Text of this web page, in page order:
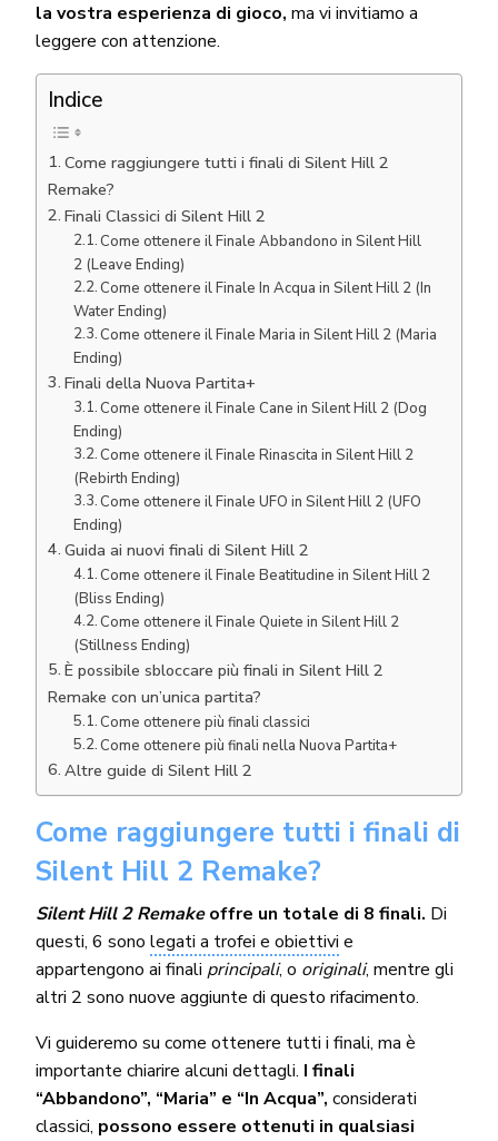
la vostra esperienza di gioco, ma vi invitiamo a
leggere con attenzione.
Indice
Come raggiungere tutti i finali di Silent Hill 2
Remake?
Finali Classici di Silent Hill 2
Come ottenere il Finale Abbandono in Silent Hill
2 (Leave Ending)
Come ottenere il Finale In Acqua in Silent Hill 2 (In
Water Ending)
Come ottenere il Finale Maria in Silent Hill 2 (Maria
Ending)
Finali della Nuova Partita+
Come ottenere il Finale Cane in Silent Hill 2 (Dog
Ending)
Come ottenere il Finale Rinascita in Silent Hill 2
(Rebirth Ending)
Come ottenere il Finale UFO in Silent Hill 2 (UFO
Ending)
Guida ai nuovi finali di Silent Hill 2
Come ottenere il Finale Beatitudine in Silent Hill 2
(Bliss Ending)
Come ottenere il Finale Quiete in Silent Hill 2
(Stillness Ending)
È possibile sbloccare più finali in Silent Hill 2
Remake con un’unica partita?
Come ottenere più finali classici
Come ottenere più finali nella Nuova Partita+
Altre guide di Silent Hill 2
Come raggiungere tutti i finali di
Silent Hill 2 Remake?
Silent Hill 2 Remakeoffre un totale di 8 finali. Di
questi, 6 sonolegati a trofei e obiettivi e
appartengono ai finali principali, o originali, mentre gli
altri 2 sono nuove aggiunte di questo rifacimento.
Vi guideremo su come ottenere tutti i finali, ma è
importante chiarire alcuni dettagli. I finali
“Abbandono”, “Maria” e “In Acqua”, considerati
classici, possono essere ottenuti in qualsiasi